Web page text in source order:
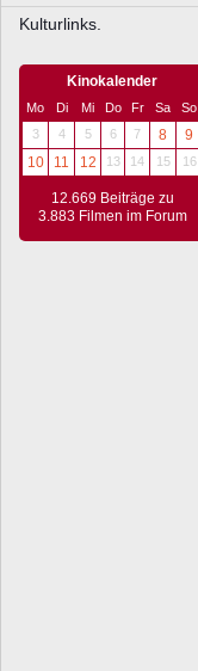
Kulturlinks.
Kinokalender
Mo Di Mi Do Fr Sa
So
3
4 5 6 7 8
9
10
11 12 13 14 15 16
12.669 Beiträge zu
3.883 Filmen im Forum